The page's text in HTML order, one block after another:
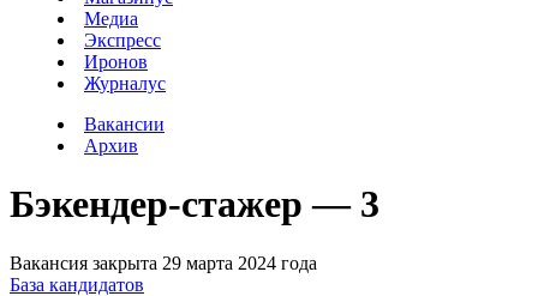
Медиа
Экспресс
Иронов
Журналус
Вакансии
Архив
Бэкендер-стажер — 3
Вакансия закрыта 29 марта 2024 года
База кандидатов